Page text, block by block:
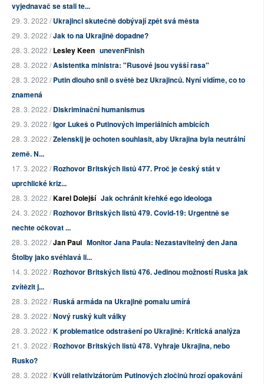
vyjednavač se stali te...
29. 3. 2022 /Ukrajinci skutečně dobývají zpět svá města
29. 3. 2022 /Jak to na Ukrajině dopadne?
28. 3. 2022 /Lesley Keen unevenFinish
28. 3. 2022 /Asistentka ministra: "Rusové jsou vyšší rasa"
28. 3. 2022 /Putin dlouho snil o světě bez Ukrajinců. Nyní vidíme, co to
znamená
28. 3. 2022 /Diskriminační humanismus
29. 3. 2022 /Igor Lukeš o Putinových imperiálních ambicích
28. 3. 2022 /Zelenskij je ochoten souhlasit, aby Ukrajina byla neutrální
země. N...
17. 3. 2022 /Rozhovor Britských listů 477. Proč je český stát v
uprchlické kriz...
28. 3. 2022 /Karel Dolejší Jak ochránit křehké ego ideologa
24. 3. 2022 /Rozhovor Britských listů 479. Covid-19: Urgentně se
nechte očkovat ...
28. 3. 2022 /Jan Paul Monitor Jana Paula: Nezastavitelný den Jana
Štolby jako svéhlavá li...
14. 3. 2022 /Rozhovor Britských listů 476. Jedinou možností Ruska jak
zvítězit j...
28. 3. 2022 /Ruská armáda na Ukrajině pomalu umírá
28. 3. 2022 /Nový ruský kult války
28. 3. 2022 /K problematice odstrašení po Ukrajině: Kritická analýza
21. 3. 2022 /Rozhovor Britských listů 478. Vyhraje Ukrajina, nebo
Rusko?
28. 3. 2022 /Kvůli relativizátorům Putinových zločinů hrozí opakování